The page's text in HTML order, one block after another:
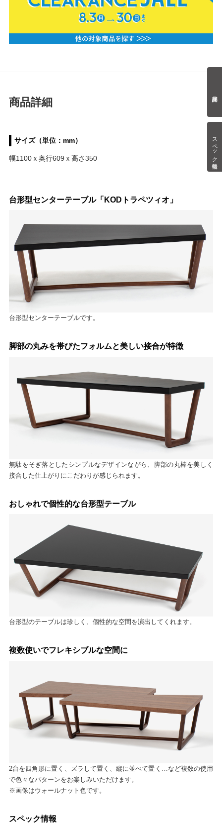
スペック情報
商品詳細
サイズ（単位：mm）
幅1100ｘ奥行609ｘ高さ350
台形型センターテーブル「KODトラペツィオ」
台形型センターテーブルです。
脚部の丸みを帯びたフォルムと美しい接合が特徴
無駄をそぎ落としたシンプルなデザインながら、脚部の丸棒を美しく
接合した仕上がりにこだわりが感じられます。
おしゃれで個性的な台形型テーブル
台形型のテーブルは珍しく、個性的な空間を演出してくれます。
複数使いでフレキシブルな空間に
2台を四角形に置く、ズラして置く、縦に並べて置く…など複数の使用
で色々なパターンをお楽しみいただけます。
※画像はウォールナット色です。
スペック情報